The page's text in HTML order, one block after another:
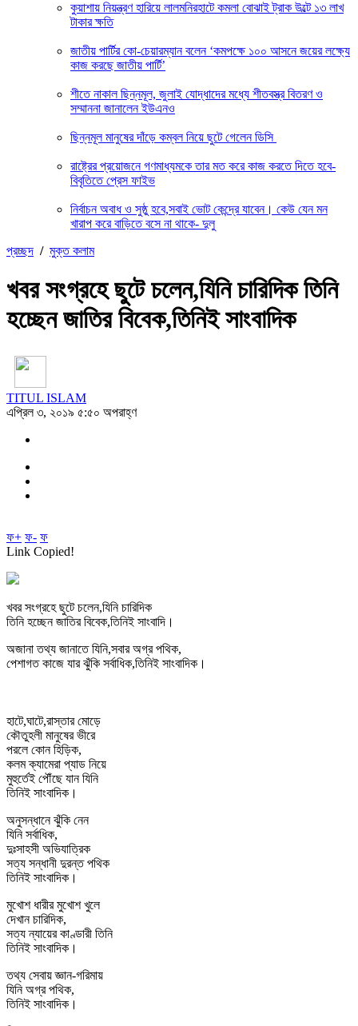
কুয়াশায় নিয়ন্ত্রণ হারিয়ে লালমনিরহাটে কমলা বোঝাই ট্রাক উল্টে ১৩ লাখ
টাকার ক্ষতি
জাতীয় পার্টির কো-চেয়ারম্যান বলেন ‘কমপক্ষে ১০০ আসনে জয়ের লক্ষ্যে
কাজ করছে জাতীয় পার্টি’
শীতে নাকাল ছিন্নমূল, জুলাই যোদ্ধাদের মধ্যে শীতবস্ত্র বিতরণ ও
সম্মাননা জানালেন ইউএনও
ছিন্নমূল মানুষের দাঁড়ে কম্বল নিয়ে ছুটে গেলেন ডিসি
রাষ্ট্রের প্রয়োজনে গণমাধ্যমকে তার মত করে কাজ করতে দিতে হবে-
বিবৃতিতে প্রেস ফাইভ
নির্বাচন অবাধ ও সুষ্ঠু হবে,সবাই ভোট কেন্দ্রে যাবেন। কেউ যেন মন
খারাপ করে বাড়িতে বসে না থাকে- দুলু
প্রচ্ছদ / মুক্ত কলাম
খবর সংগ্রহে ছুটে চলেন,যিনি চারিদিক তিনি
হচ্ছেন জাতির বিবেক,তিনিই সাংবাদিক
TITUL ISLAM
এপ্রিল ৩, ২০১৯ ৫:৫০ অপরাহ্ণ
ফ+ ফ- ফ
Link Copied!
খবর সংগ্রহে ছুটে চলেন,যিনি চারিদিক
তিনি হচ্ছেন জাতির বিবেক,তিনিই সাংবাদি।
অজানা তথ্য জানাতে যিনি,সবার অগ্র পথিক,
পেশাগত কাজে যার ঝুঁকি সর্বাধিক,তিনিই সাংবাদিক।
হাটে,ঘাটে,রাস্তার মোড়ে
কৌতুহলী মানুষের ভীরে
পরলে কোন হিড়িক,
কলম ক্যামেরা প্যাড নিয়ে
মুহুর্তেই পৌঁছে যান যিনি
তিনিই সাংবাদিক।
অনুসন্ধানে ঝুঁকি নেন
যিনি সর্বাধিক,
দুঃসাহসী অভিযাত্রিক
সত্য সন্ধানী দুরন্ত পথিক
তিনিই সাংবাদিক।
মুখোশ ধারীর মুখোশ খুলে
দেখান চারিদিক,
সত্য ন্যায়ের কাণ্ডারী তিনি
তিনিই সাংবাদিক।
তথ্য সেবায় জ্ঞান-গরিমায়
যিনি অগ্র পথিক,
তিনিই সাংবাদিক।